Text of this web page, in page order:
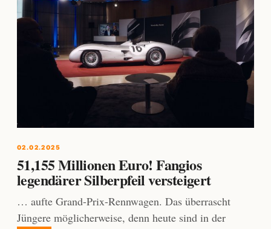
02.02.2025
51,155 Millionen Euro! Fangios
legendärer Silberpfeil versteigert
… aufte Grand-Prix-Rennwagen. Das überrascht
Jüngere möglicherweise, denn heute sind in der